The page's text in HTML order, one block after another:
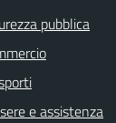
pubblica
e assistenza